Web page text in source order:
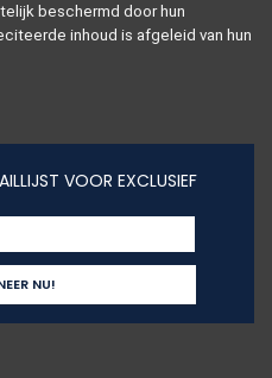
beschermd door hun
inhoud is afgeleid van hun
VOOR EXCLUSIEF